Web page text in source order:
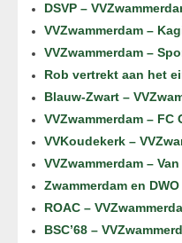
DSVP –
VVZwammerdam –
VVZwammerdam –
Rob vertrekt aan het
Blauw-Zwart –
VVZwammerdam – FC
VVKoudekerk –
VVZwammerdam –
Zwammerdam en
ROAC –
BSC’68 –